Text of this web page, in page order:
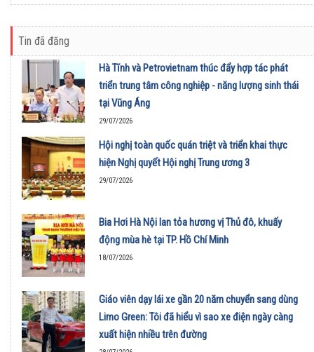
Tin đã đăng
Hà Tĩnh và Petrovietnam thúc đẩy hợp tác phát
triển trung tâm công nghiệp - năng lượng sinh thái
tại Vũng Áng
29/07/2026
Hội nghị toàn quốc quán triệt và triển khai thực
hiện Nghị quyết Hội nghị Trung ương 3
29/07/2026
Bia Hơi Hà Nội lan tỏa hương vị Thủ đô, khuấy
động mùa hè tại TP. Hồ Chí Minh
18/07/2026
Giáo viên dạy lái xe gần 20 năm chuyển sang dùng
Limo Green: Tôi đã hiểu vì sao xe điện ngày càng
xuất hiện nhiều trên đường